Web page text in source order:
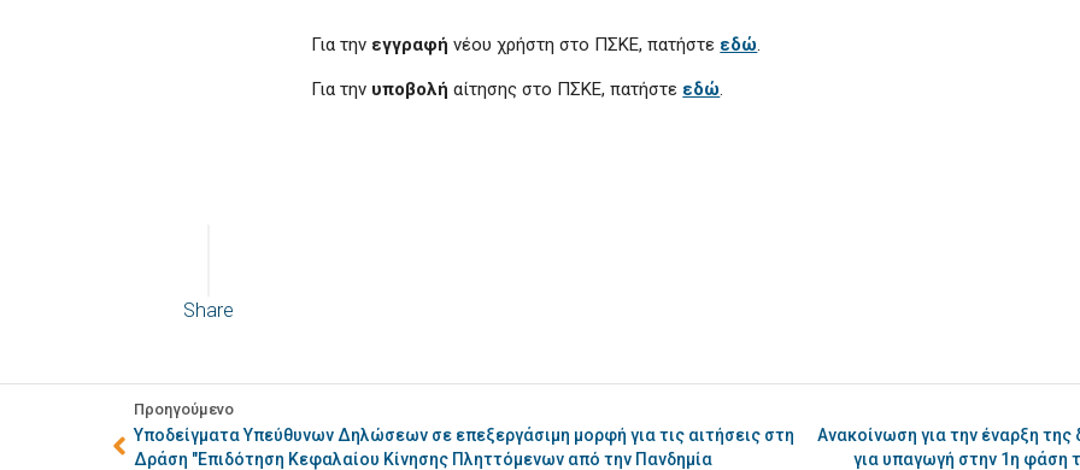
Share
Για την εγγραφήνέου χρήστη στο ΠΣΚΕ, πατήστε εδώ.
Για την υποβολήαίτησης στο ΠΣΚΕ, πατήστε εδώ.
Προηγούμενο
Υποδείγματα Υπεύθυνων Δηλώσεων σε επεξεργάσιμη μορφή για τις αιτήσεις στη
Δράση "Επιδότηση Κεφαλαίου Κίνησης Πληττόμενων από την Πανδημία
Ανακοίνωση για την έναρξη
για υπαγωγή στην 1η φάση